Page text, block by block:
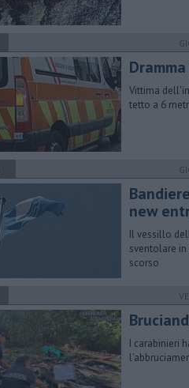
Vittima
tetto a 6
new
Il vessillo
sventolare
scorso
I carabinieri